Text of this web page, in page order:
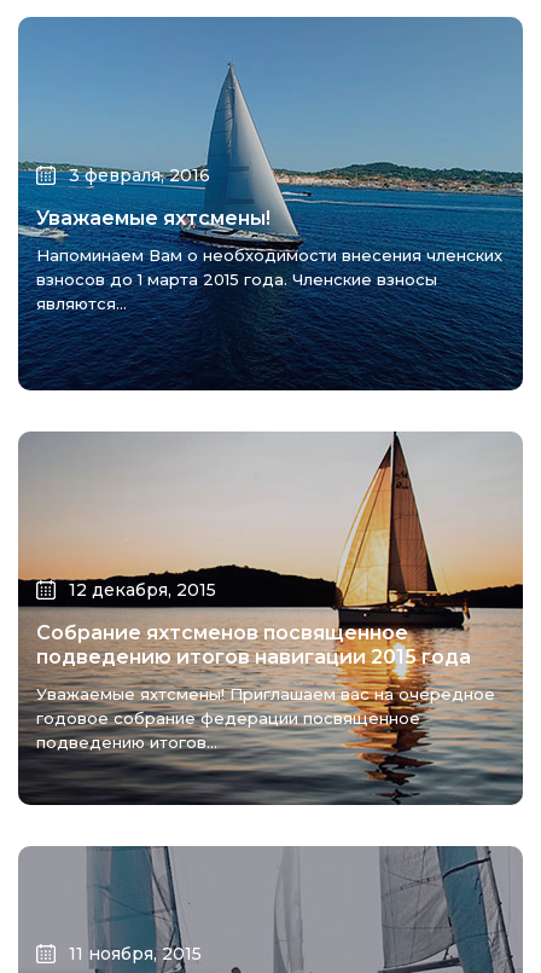
3 февраля, 2016
Уважаемые яхтсмены!
Напоминаем Вам о необходимости внесения членских
взносов до 1 марта 2015 года. Членские взносы
являются...
12 декабря, 2015
Собрание яхтсменов посвященное
подведению итогов навигации 2015 года
Уважаемые яхтсмены! Приглашаем вас на очередное
годовое собрание федерации посвященное
подведению итогов...
11 ноября, 2015